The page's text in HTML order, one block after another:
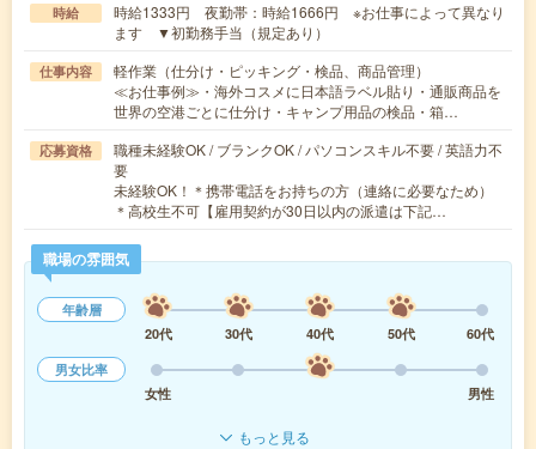
時給
時給1333円 夜勤帯：時給1666円 ※お仕事によって異なり
ます ▼初勤務手当（規定あり）
仕事内容
軽作業（仕分け・ピッキング・検品、商品管理）
≪お仕事例≫・海外コスメに日本語ラベル貼り・通販商品を
世界の空港ごとに仕分け・キャンプ用品の検品・箱…
応募資格
職種未経験OK / ブランクOK / パソコンスキル不要 / 英語力不
要
未経験OK！＊携帯電話をお持ちの方（連絡に必要なため）
＊高校生不可【雇用契約が30日以内の派遣は下記…
職場の雰囲気
年齢層
20代
30代 40代 50代
60代
男女比率
女性
男性
もっと見る